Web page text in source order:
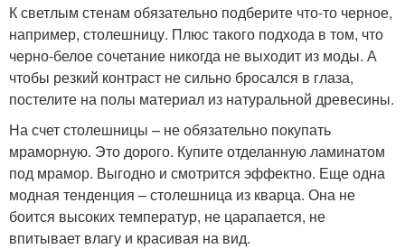
К светлым стенам обязательно подберите что-то черное,
например, столешницу. Плюс такого подхода в том, что
черно-белое сочетание никогда не выходит из моды. А
чтобы резкий контраст не сильно бросался в глаза,
постелите на полы материал из натуральной древесины.
На счет столешницы – не обязательно покупать
мраморную. Это дорого. Купите отделанную ламинатом
под мрамор. Выгодно и смотрится эффектно. Еще одна
модная тенденция – столешница из кварца. Она не
боится высоких температур, не царапается, не
впитывает влагу и красивая на вид.